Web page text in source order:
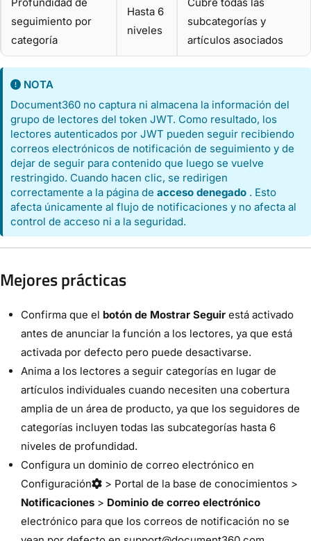
seguimiento por
categoría
Hasta 6
niveles
subcategorías y
artículos asociados
NOTA
Document360 no captura ni almacena la información del
grupo de lectores del token JWT. Como resultado, los
lectores autenticados por JWT pueden seguir recibiendo
correos electrónicos de notificación de seguimiento y de
dejar de seguir para contenido que luego se vuelve
restringido. Cuando hacen clic, se redirigen
correctamente a la página deacceso denegado . Esto
afecta únicamente al flujo de notificaciones y no afecta al
control de acceso ni a la seguridad.
Mejores prácticas
Confirma que el botón de Mostrar Seguir está activado
antes de anunciar la función a los lectores, ya que está
activada por defecto pero puede desactivarse.
Anima a los lectores a seguir categorías en lugar de
artículos individuales cuando necesiten una cobertura
amplia de un área de producto, ya que los seguidores de
categorías incluyen todas las subcategorías hasta 6
niveles de profundidad.
Configura un dominio de correo electrónico en
Configuración
> Portal de la base de conocimientos >
Notificaciones > Dominio de correo electrónico
electrónico para que los correos de notificación no se